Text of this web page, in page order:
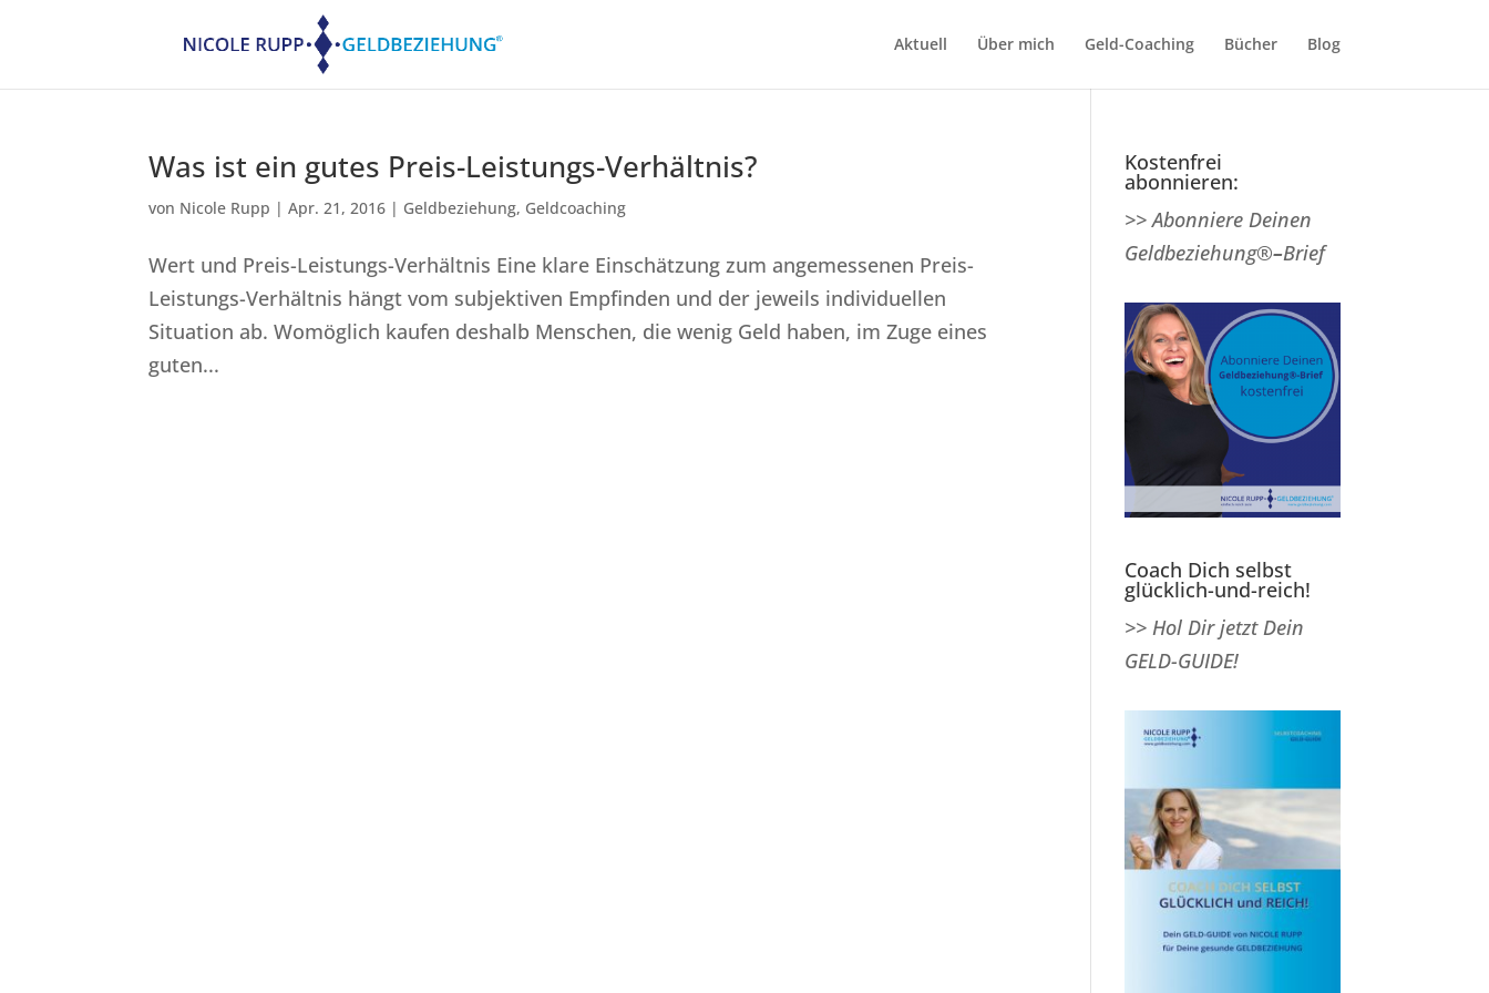
Aktuell Über mich Geld-Coaching Bücher Blog
Was ist ein gutes Preis-Leistungs-Verhältnis?
von Nicole Rupp |Apr. 21, 2016 | Geldbeziehung, Geldcoaching
Wert und Preis-Leistungs-Verhältnis Eine klare Einschätzung zum angemessenen Preis-
Leistungs-Verhältnis hängt vom subjektiven Empfinden und der jeweils individuellen
Situation ab. Womöglich kaufen deshalb Menschen, die wenig Geld haben, im Zuge eines
guten...
Kostenfrei
abonnieren:
>> Abonniere Deinen
Geldbeziehung®–Brief
Coach Dich selbst
glücklich-und-reich!
>> Hol Dir jetzt Dein
GELD-GUIDE!